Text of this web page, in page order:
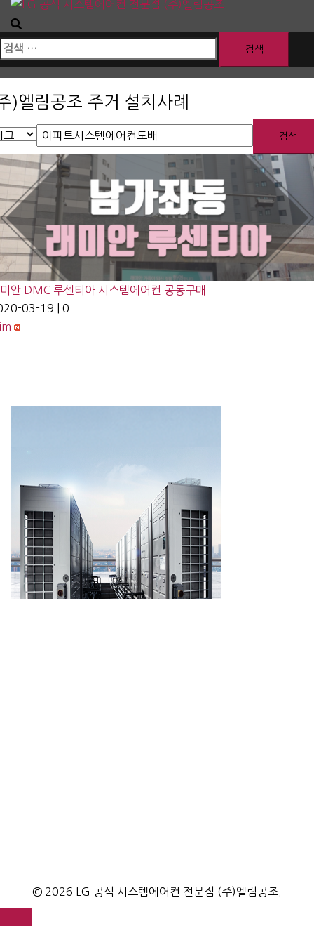
검
)엘림공조 주거 설치사례
검색
안 DMC 루센티아 시스템에어컨 공동구매
03-19
0
© 2026 LG 공식 시스템에어컨 전문점 (주)엘림공조.